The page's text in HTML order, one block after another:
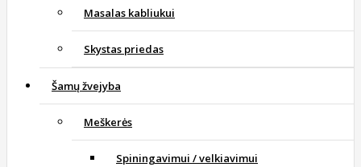
Masalas kabliukui
Skystas priedas
Šamų žvejyba
Meškerės
Spiningavimui / velkiavimui